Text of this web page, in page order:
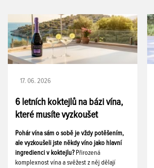
17. 06. 2026
6 letních koktejlů na bázi vína,
které musíte vyzkoušet
Pohár vína sám o sobě je vždy potěšením,
ale vyzkoušeli jste někdy víno jako hlavní
ingredienci v koktejlu? Přirozená
komplexnost vína a svěžest z něj dělají